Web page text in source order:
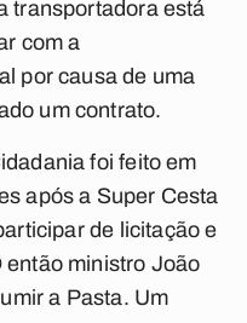
transportadora está
com a
por causa de uma
um contrato.
foi feito em
após a Super Cesta
de licitação e
então ministro João
a Pasta. Um